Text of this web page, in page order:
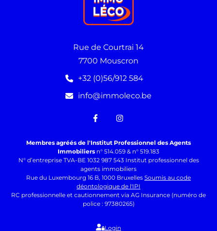
Rue de Courtrai 14
7700 Mouscron
+32 (0)56/912 584
info@immoleco.be
Membres agréés de l'Institut Professionnel des Agents
Immobiliers n° 514.059 & n° 519.183
N° d’entreprise TVA-BE 1032 987 543 Institut professionnel des
agents immobiliers
Rue du Luxembourg 16 B, 1000 Bruxelles Soumis au code
déontologique de l'IPI
RC professionnelle et cautionnement via AG Insurance (numéro de
police : 97380265)
Login